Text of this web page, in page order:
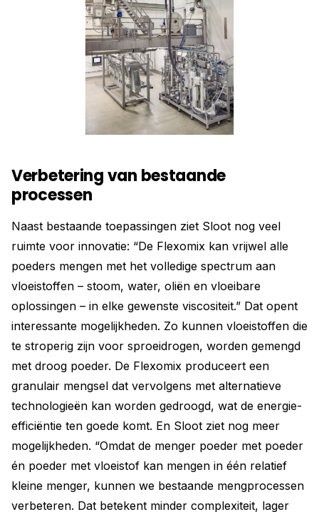
Verbetering van bestaande
processen
Naast bestaande toepassingen ziet Sloot nog veel
ruimte voor innovatie: “De Flexomix kan vrijwel alle
poeders mengen met het volledige spectrum aan
vloeistoffen – stoom, water, oliën en vloeibare
oplossingen – in elke gewenste viscositeit.” Dat opent
interessante mogelijkheden. Zo kunnen vloeistoffen die
te stroperig zijn voor sproeidrogen, worden gemengd
met droog poeder. De Flexomix produceert een
granulair mengsel dat vervolgens met alternatieve
technologieën kan worden gedroogd, wat de energie-
efficiëntie ten goede komt. En Sloot ziet nog meer
mogelijkheden. “Omdat de menger poeder met poeder
én poeder met vloeistof kan mengen in één relatief
kleine menger, kunnen we bestaande mengprocessen
verbeteren. Dat betekent minder complexiteit, lager